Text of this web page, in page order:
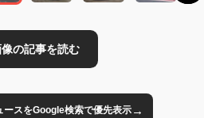
ースをGoogle検索で優先表示→